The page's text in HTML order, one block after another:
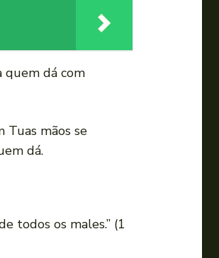
quem dá com
Tuas mãos se
dá.
todos os males.” (1